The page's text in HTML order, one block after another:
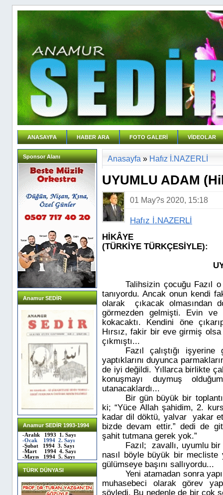
ANASAYFA HABER ARA FOTO GALERİ VİDEOLAR
Sponsor Alanı
Anamur SEDİR
Anamur SEDİR 1993-1994
-Aralık 1993 1. Sayı
-Ocak 1994 2. Sayı
-Şubat 1994 3. Sayı
-Mart 1994 4. Sayı
-Mayıs 1994 5. Sayı
TÜRK DÜNYASI
Anasayfa » Hafız İ.NAZERLİ
UYUMLU ADAM
01 May?s 2020, 15:18
Hafız İ.NAZERLİ
HİKÂYE
(TÜRKİYE TÜRKÇESİYLE):
Talihsizin çocuğu Fazıl
tanıyordu. Ancak onun kendi
olarak
çıkacak olmasından
görmezden gelmişti. Evin ve
kokacaktı. Kendini öne
Hırsız, fakir bir eve girmiş
çıkmıştı...
Fazıl çalıştığı işyerine
yaptıklarını duyunca
de iyi değildi. Yıllarca birlikte
konuşmayı duymuş
utanacaklardı...
Bir gün büyük bir
ki; “Yüce Allah şahidim, 2.
kadar dil döktü, yalvar
yakar
bizde devam ettir.” dedi de
şahit tutmana gerek yok.”
Fazıl;
zavallı, uyumlu bir
nasıl böyle büyük bir mecliste
gülümseye başını sallıyordu...
Yeni atamadan sonra
muhasebeci olarak görev
söyledi. Bu nedenle de bir çok